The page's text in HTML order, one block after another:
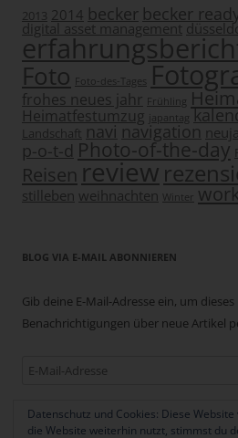
2013 2014 becker becker
digital asset management
Foto Foto-des-Tages
frohes neues jahr Frühling
Heimatfestumzug japantag
Landschaft navinavigation
p-o-t-d Photo-of-the-day
Reisen review
stilleben weihnachten Winter
BLOG VIA E-MAIL ABONNIEREN
Gib deine E-Mail-Adresse ein, um
Benachrichtigungen über neue Artikel
E-
Adresse
Abonnieren
Datenschutz und Cookies: Diese
die Website weiterhin nutzt, stimmst du